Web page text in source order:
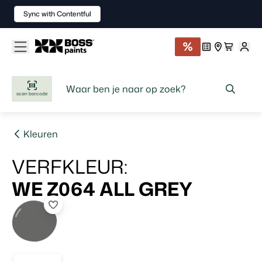
scan barcode
Kleuren
VERFKLEUR:
WE Z064ALL GREY
Sync with Contentful